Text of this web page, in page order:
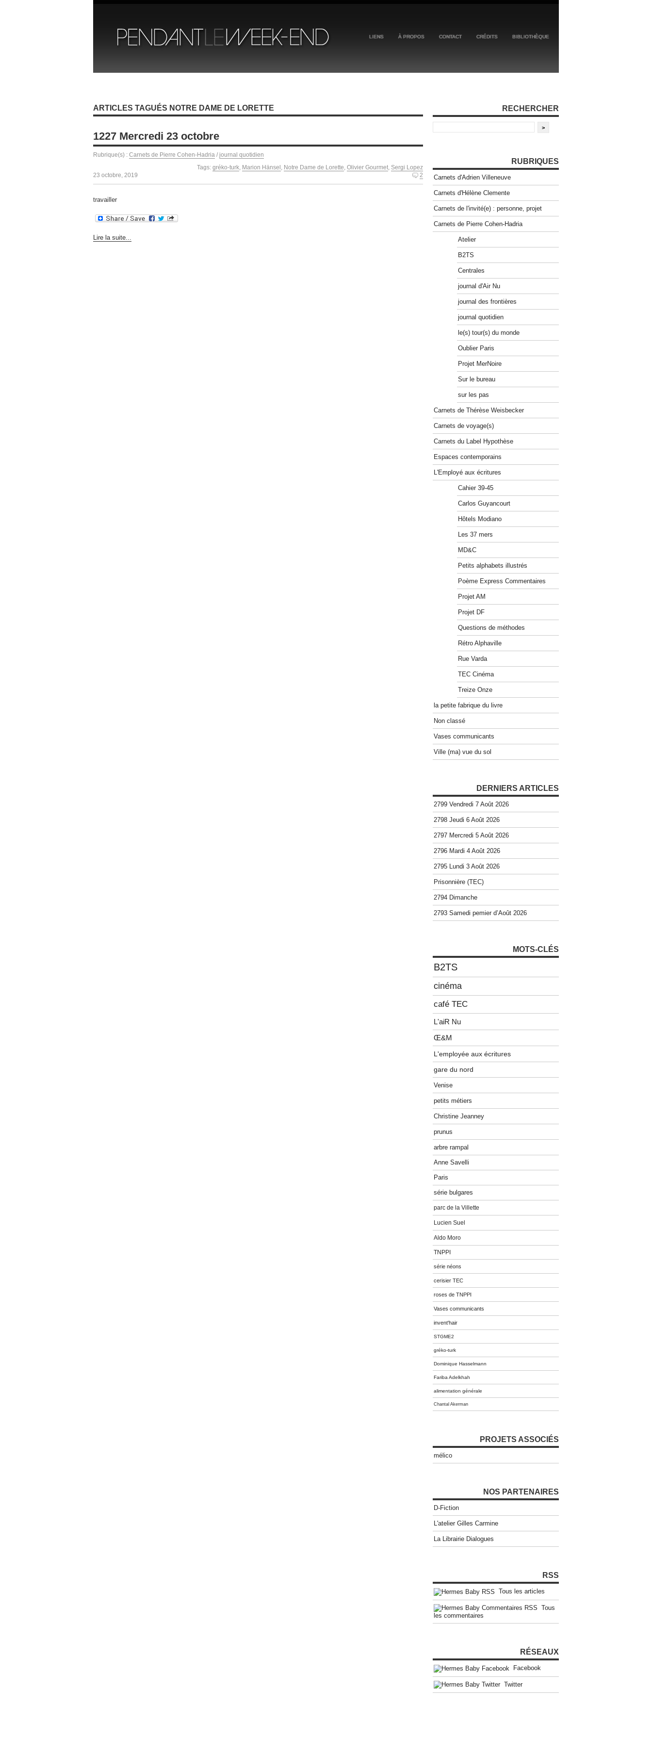
LIENS À PROPOS CONTACT CRÉDITS BIBLIOTHÈQUE
ARTICLES TAGUÉS NOTRE DAME DE LORETTE
1227 Mercredi 23 octobre
Rubrique(s) : Carnets de Pierre Cohen-Hadria / journal quotidien
Tags: gréko-turk, Marion Hänsel , Notre Dame de Lorette, Olivier Gourmet, Sergi Lopez
23 octobre, 2019
2
travailler
Lire la suite...
RECHERCHER
RUBRIQUES
Carnets d'Adrien Villeneuve
Carnets d'Hélène Clemente
Carnets de l'invité(e) : personne, projet
Carnets de Pierre Cohen-Hadria
Atelier
B2TS
Centrales
journal d'Air Nu
journal des frontières
journal quotidien
le(s) tour(s) du monde
Oublier Paris
Projet MerNoire
Sur le bureau
sur les pas
Carnets de Thérèse Weisbecker
Carnets de voyage(s)
Carnets du Label Hypothèse
Espaces contemporains
L'Employé aux écritures
Cahier 39-45
Carlos Guyancourt
Hôtels Modiano
Les 37 mers
MD&C
Petits alphabets illustrés
Poème Express Commentaires
Projet AM
Projet DF
Questions de méthodes
Rétro Alphaville
Rue Varda
TEC Cinéma
Treize Onze
la petite fabrique du livre
Non classé
Vases communicants
Ville (ma) vue du sol
DERNIERS ARTICLES
2799 Vendredi 7 Août 2026
2798 Jeudi 6 Août 2026
2797 Mercredi 5 Août 2026
2796 Mardi 4 Août 2026
2795 Lundi 3 Août 2026
Prisonnière (TEC)
2794 Dimanche
2793 Samedi pemier d’Août 2026
MOTS-CLÉS
B2TS
cinéma
café TEC
L'aiR Nu
Œ&M
L'employée aux écritures
gare du nord
Venise
petits métiers
Christine Jeanney
prunus
arbre rampal
Anne Savelli
Paris
série bulgares
parc de la Villette
Lucien Suel
Aldo Moro
TNPPI
série néons
cerisier TEC
roses de TNPPI
Vases communicants
invent'hair
STGME2
gréko-turk
Dominique Hasselmann
Fariba Adelkhah
alimentation générale
Chantal Akerman
PROJETS ASSOCIÉS
mélico
NOS PARTENAIRES
D-Fiction
L'atelier Gilles Carmine
La Librairie Dialogues
RSS
Tous les articles
Tous
les commentaires
RÉSEAUX
Facebook
Twitter